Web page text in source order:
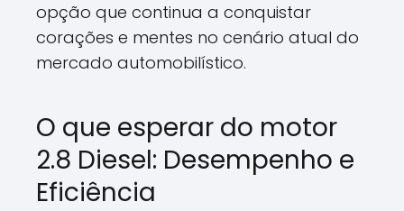
opção que continua a conquistar
corações e mentes no cenário atual do
mercado automobilístico.
O que esperar do motor
2.8 Diesel: Desempenho e
Eficiência